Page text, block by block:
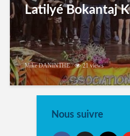
Latilyé Bokantaj
Mike DANINTHE 21 views
Nous suivre